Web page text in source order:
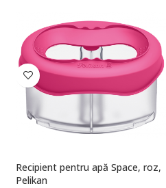
Recipient pentru apă Space, roz,
Pelikan